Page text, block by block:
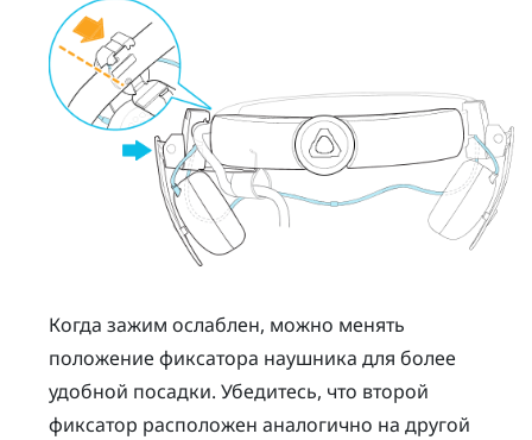
Когда зажим ослаблен, можно менять
положение фиксатора наушника для более
удобной посадки. Убедитесь, что второй
фиксатор расположен аналогично на другой